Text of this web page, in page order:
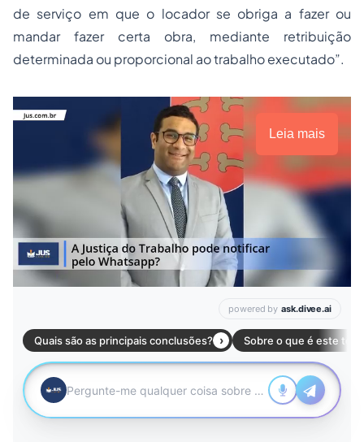
de serviço em que o locador se obriga a fazer ou
mandar fazer certa obra, mediante retribuição
determinada ou proporcional ao trabalho executado”.
Leia mais